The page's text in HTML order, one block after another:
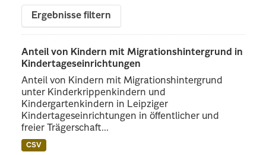
Ergebnisse filtern
Anteil von Kindern mit Migrationshintergrund in
Kindertageseinrichtungen
Anteil von Kindern mit Migrationshintergrund
unter Kinderkrippenkindern und
Kindergartenkindern in Leipziger
Kindertageseinrichtungen in öffentlicher und
freier Trägerschaft...
CSV